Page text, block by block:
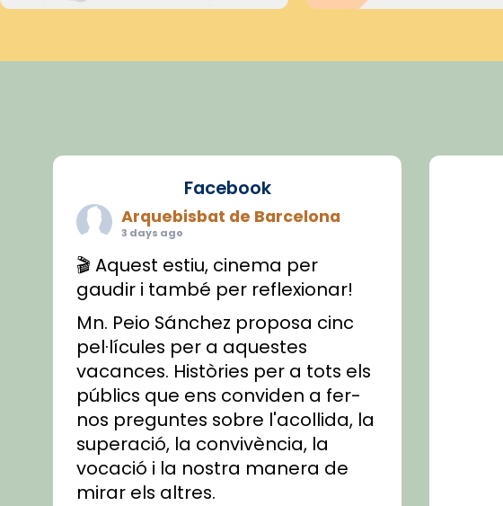
Facebook
Arquebisbat de Barcelona
3 days ago
🎬 Aquest estiu, cinema per
gaudir i també per reflexionar!
Mn. Peio Sánchez proposa cinc
pel·lícules per a aquestes
vacances. Històries per a tots els
públics que ens conviden a fer-
nos preguntes sobre l'acollida, la
superació, la convivència, la
vocació i la nostra manera de
mirar els altres.